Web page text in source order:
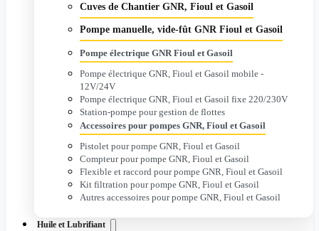
Cuves de Chantier GNR, Fioul et Gasoil
Pompe manuelle, vide-fût GNR Fioul et Gasoil
Pompe électrique GNR Fioul et Gasoil
Pompe électrique GNR, Fioul et Gasoil mobile -
12V/24V
Pompe électrique GNR, Fioul et Gasoil fixe 220/230V
Station-pompe pour gestion de flottes
Accessoires pour pompes GNR, Fioul et Gasoil
Pistolet pour pompe GNR, Fioul et Gasoil
Compteur pour pompe GNR, Fioul et Gasoil
Flexible et raccord pour pompe GNR, Fioul et Gasoil
Kit filtration pour pompe GNR, Fioul et Gasoil
Autres accessoires pour pompe GNR, Fioul et Gasoil
Huile et Lubrifiant